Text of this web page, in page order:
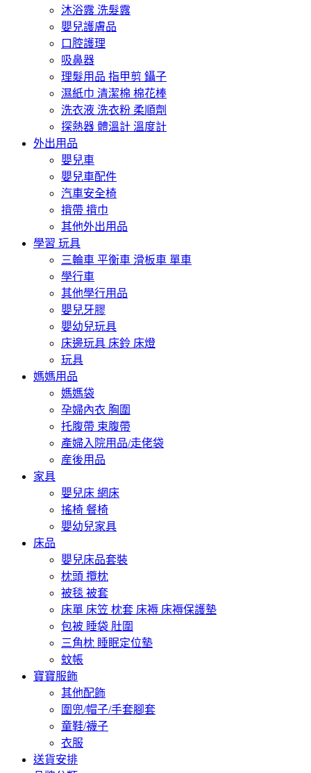
沐浴露 洗髮露
嬰兒護膚品
口腔護理
吸鼻器
理髮用品 指甲剪 鑷子
濕紙巾 清潔棉 棉花棒
洗衣液 洗衣粉 柔順劑
探熱器 體溫計 溫度計
外出用品
嬰兒車
嬰兒車配件
汽車安全椅
揹帶 揹巾
其他外出用品
學習 玩具
三輪車 平衡車 滑板車 單車
學行車
其他學行用品
嬰兒牙膠
嬰幼兒玩具
床邊玩具 床鈴 床燈
玩具
媽媽用品
媽媽袋
孕婦內衣 胸圍
托腹帶 束腹帶
產婦入院用品/走佬袋
産後用品
家具
嬰兒床 網床
搖椅 餐椅
嬰幼兒家具
床品
嬰兒床品套裝
枕頭 攬枕
被毯 被套
床單 床笠 枕套 床褥 床褥保護墊
包被 睡袋 肚圍
三角枕 睡眠定位墊
蚊帳
寶寶服飾
其他配飾
圍兜/帽子/手套腳套
童鞋/襪子
衣服
送貨安排